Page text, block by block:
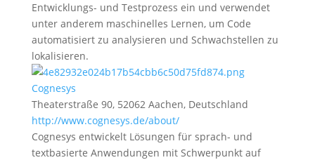
Entwicklungs- und Testprozess ein und verwendet
unter anderem maschinelles Lernen, um Code
automatisiert zu analysieren und Schwachstellen zu
lokalisieren.
Cognesys
Theaterstraße 90, 52062 Aachen, Deutschland
http://www.cognesys.de/about/
Cognesys entwickelt Lösungen für sprach- und
textbasierte Anwendungen mit Schwerpunkt auf